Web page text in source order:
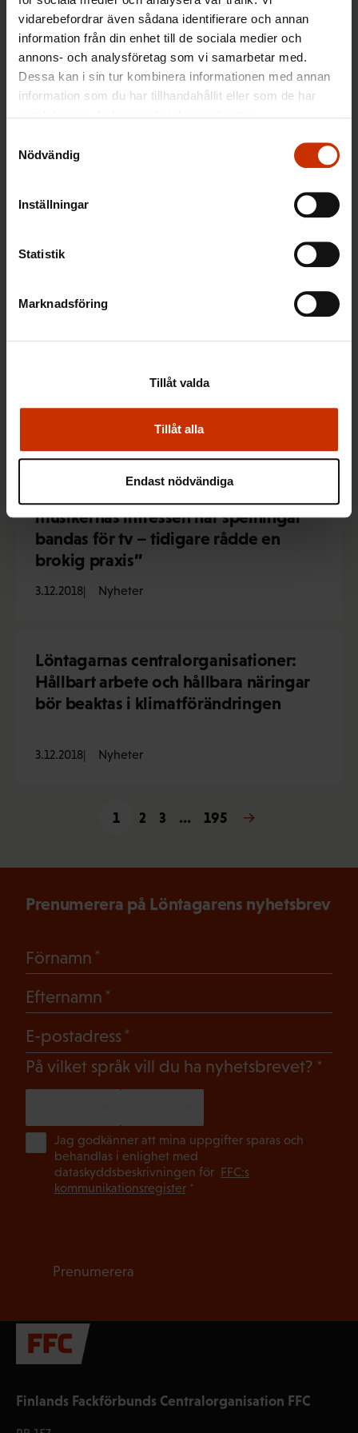
vidarebefordrar även sådana identifierare och annan
information från din enhet till de sociala medier och
annons- och analysföretag som vi samarbetar med.
Dessa kan i sin tur kombinera informationen med annan
information som du har tillhandahållit eller som de har
Nödvändig
Inställningar
Statistik
Marknadsföring
Tillåt alla
Tillåt valda
Endast nödvändiga
Fjäder
14.12.2018 Nyheter
tid förbi? FFC:s Annika Rönni-Sällinen
svarar på några vanliga påståenden
Det här är FFC: Tanja Tiainen från JHL
vill att arbetsgivarna blir bättre på att
som berör dem själva i
musikernas intressen när spelningar
bandas för tv – tidigare rådde en
brokig praxis”
3.12.2018 Nyheter
Löntagarnas centralorganisationer:
Hållbart arbete och hållbara näringar
bör beaktas i klimatförändringen
3.12.2018 Nyheter
1 2 3 … 195Nästa →
Finlands Fackförbunds Centralorganisation FFC
Prenumerera på Löntagarens nyhetsbrev
Förnamn
Efternamn
E-postadress
På vilket språk vill du ha nyhetsbrevet?
Jag godkänner att mina uppgifter sparas och
behandlas i enlighet med
dataskyddsbeskrivningen för FFC:s
kommunikationsregister*
Prenumerera